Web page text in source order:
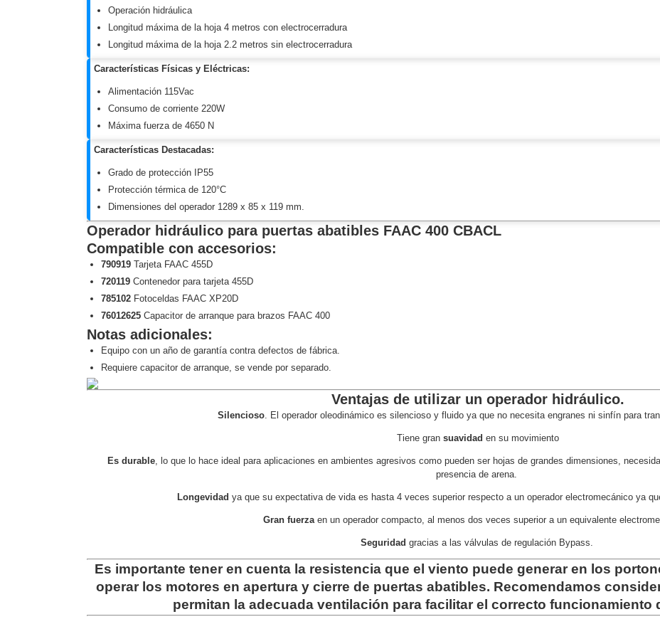
Software VMS y Analíticas
EPCOM CloudHIKVISION
Videograbadoras Móviles, Dash Cams y Body Cams
Videoporteros e Interfonos
Accesorios
Operación hidráulica
Longitud máxima de la hoja 4 metros con electrocerradura
Longitud máxima de la hoja 2.2 metros sin electrocerradura
Características Físicas y Eléctricas:
Alimentación 115Vac
Consumo de corriente 220W
Máxima fuerza de 4650 N
Características Destacadas:
Grado de protección IP55
Protección térmica de 120°C
Dimensiones del operador 1289 x 85 x 119 mm.
Operador hidráulico para puertas abatibles FAAC 400 CBACL
Compatible con accesorios:
790919 Tarjeta FAAC 455D
720119 Contenedor para tarjeta 455D
785102 Fotoceldas FAAC XP20D
76012625 Capacitor de arranque para brazos FAAC 400
Notas adicionales:
Equipo con un año de garantía contra defectos de fábrica.
Requiere capacitor de arranque, se vende por separado.
Ventajas de utilizar un operador hidráulico.
Silencioso. El operador oleodinámico es silencioso y fluido ya que no necesita engranes ni sinfín para
Tiene gran suavidad en su movimiento
Es durable, lo que lo hace ideal para aplicaciones en ambientes agresivos como pueden ser hojas de grandes dimensiones,
presencia de arena.
Longevidad ya que su expectativa de vida es hasta 4 veces superior respecto a un operador electromecánico ya
Gran fuerzaen un operador compacto, al menos dos veces superior a un equivalente
Seguridad gracias a las válvulas de regulación Bypass.
Es importante tener en cuenta la resistencia que el viento puede generar en los
operar los motores en apertura y cierre de puertas abatibles. Recomendamos
permitan la adecuada ventilación para facilitar el correcto funcionamiento